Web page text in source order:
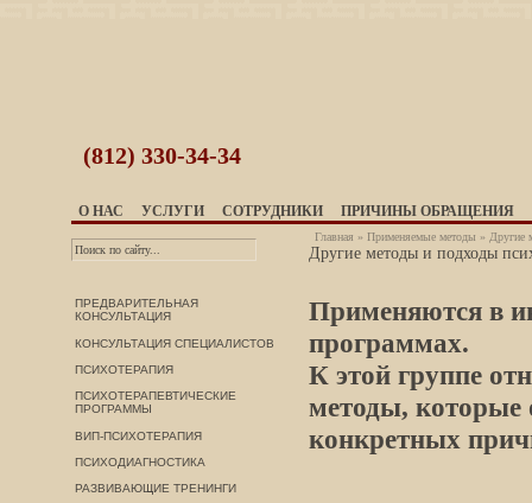
(812) 330-34-34
О НАС УСЛУГИ СОТРУДНИКИ ПРИЧИНЫ ОБРАЩЕНИЯ
ПРЕДВАРИТЕЛЬНАЯ
КОНСУЛЬТАЦИЯ
КОНСУЛЬТАЦИЯ СПЕЦИАЛИСТОВ
ПСИХОТЕРАПИЯ
ПСИХОТЕРАПЕВТИЧЕСКИЕ
ПРОГРАММЫ
ВИП-ПСИХОТЕРАПИЯ
ПСИХОДИАГНОСТИКА
РАЗВИВАЮЩИЕ ТРЕНИНГИ
Главная » Применяемые методы » Другие
Другие методы и подходы
Применяются в
программах.
К этой группе
методы, которые
конкретных